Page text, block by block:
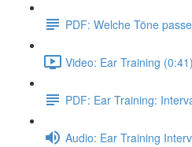
PDF: Welche Töne
Video: Ear Training (0:41)
PDF: Ear Training:
Audio: Ear Training